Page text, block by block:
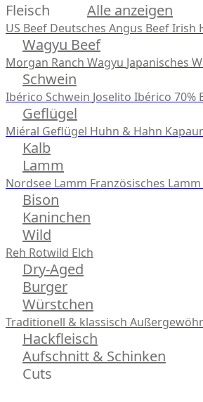
Fleisch Alle anzeigen
US Beef Deutsches Angus BeefIrish
Wagyu Beef
Morgan Ranch Wagyu Japanisches
Schwein
Ibérico Schwein Joselito Ibérico 70%
Geflügel
Miéral Geflügel Huhn & Hahn
Kalb
Lamm
Nordsee Lamm Französisches Lamm
Bison
Kaninchen
Wild
Reh Rotwild Elch
Dry-Aged
Burger
Würstchen
Traditionell & klassisch
Hackfleisch
Aufschnitt & Schinken
Cuts